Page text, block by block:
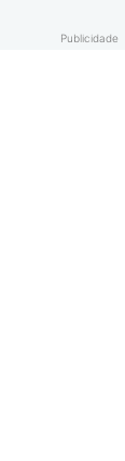
Publicidade